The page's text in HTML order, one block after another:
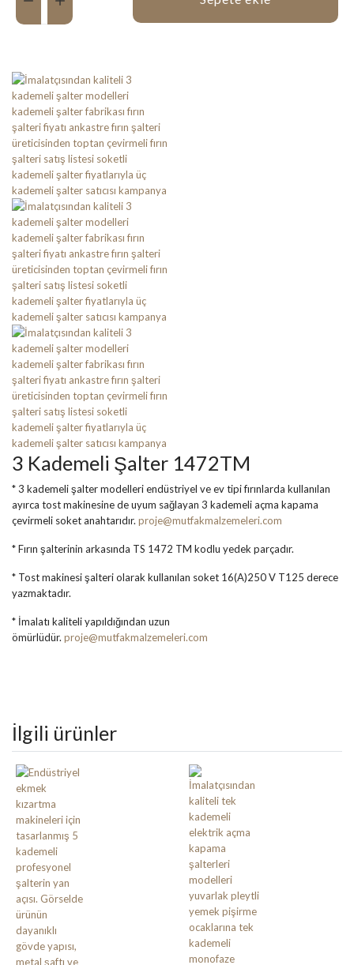
3 Kademeli Şalter 1472TM
* 3 kademeli şalter modelleri endüstriyel ve ev tipi fırınlarda kullanılan
ayırca tost makinesine de uyum sağlayan 3 kademeli açma kapama
çevirmeli soket anahtarıdır. proje@mutfakmalzemeleri.com
* Fırın şalterinin arkasında TS 1472 TM kodlu yedek parçadır.
* Tost makinesi şalteri olarak kullanılan soket 16(A)250 V T125 derece
yazmaktadır.
* İmalatı kaliteli yapıldığından uzun
ömürlüdür. proje@mutfakmalzemeleri.com
İlgili ürünler